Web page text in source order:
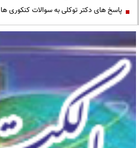
پاسخ های دکتر توکلی به سوالات کنکوری ها